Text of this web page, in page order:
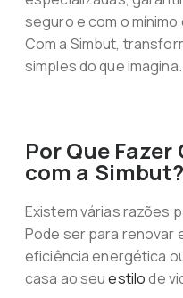
seguro e com o
Com a Simbut,
simples do que imagina.
Por Que Fazer
com a Simbut?
Existem várias razões
Pode ser para renovar
eficiência energética
casa ao seuestilode